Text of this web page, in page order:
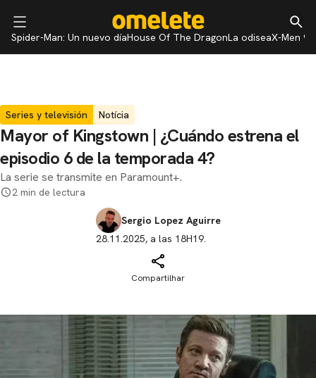
Spider-Man: Un nuevo díaHouse Of The DragonLa odiseaX-Men 97
Series y televisión Notícia
Mayor of Kingstown | ¿Cuándo estrena el
episodio 6 de la temporada 4?
La serie se transmite en Paramount+.
2 min de lectura
Sergio Lopez Aguirre
28.11.2025, a las 18H19.
Compartilhar